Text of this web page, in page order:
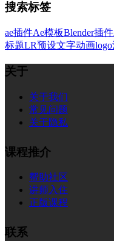
搜索标签
ae插件Ae模板Blender插件
标题LR预设文字动画logo
关于
关于我们
常见问题
关于隐私
课程推介
帮助社区
讲师入住
正版课程
联系